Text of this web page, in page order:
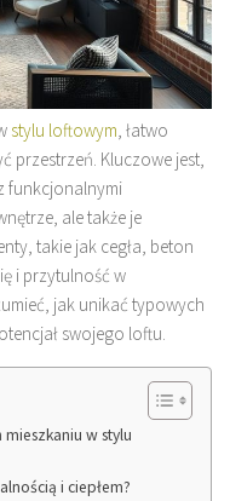
stylu loftowym , łatwo
przestrzeń. Kluczowe jest,
funkcjonalnymi
ale także je
takie jak cegła, beton
i przytulność w
jak unikać typowych
swojego loftu.
w stylu
i ciepłem?